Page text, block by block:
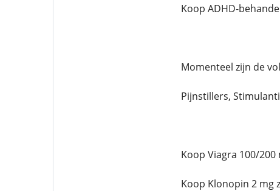
Koop ADHD-
Momenteel zijn de
Pijnstillers,
Koop Viagra 100/
Koop Klonopin 2 mg